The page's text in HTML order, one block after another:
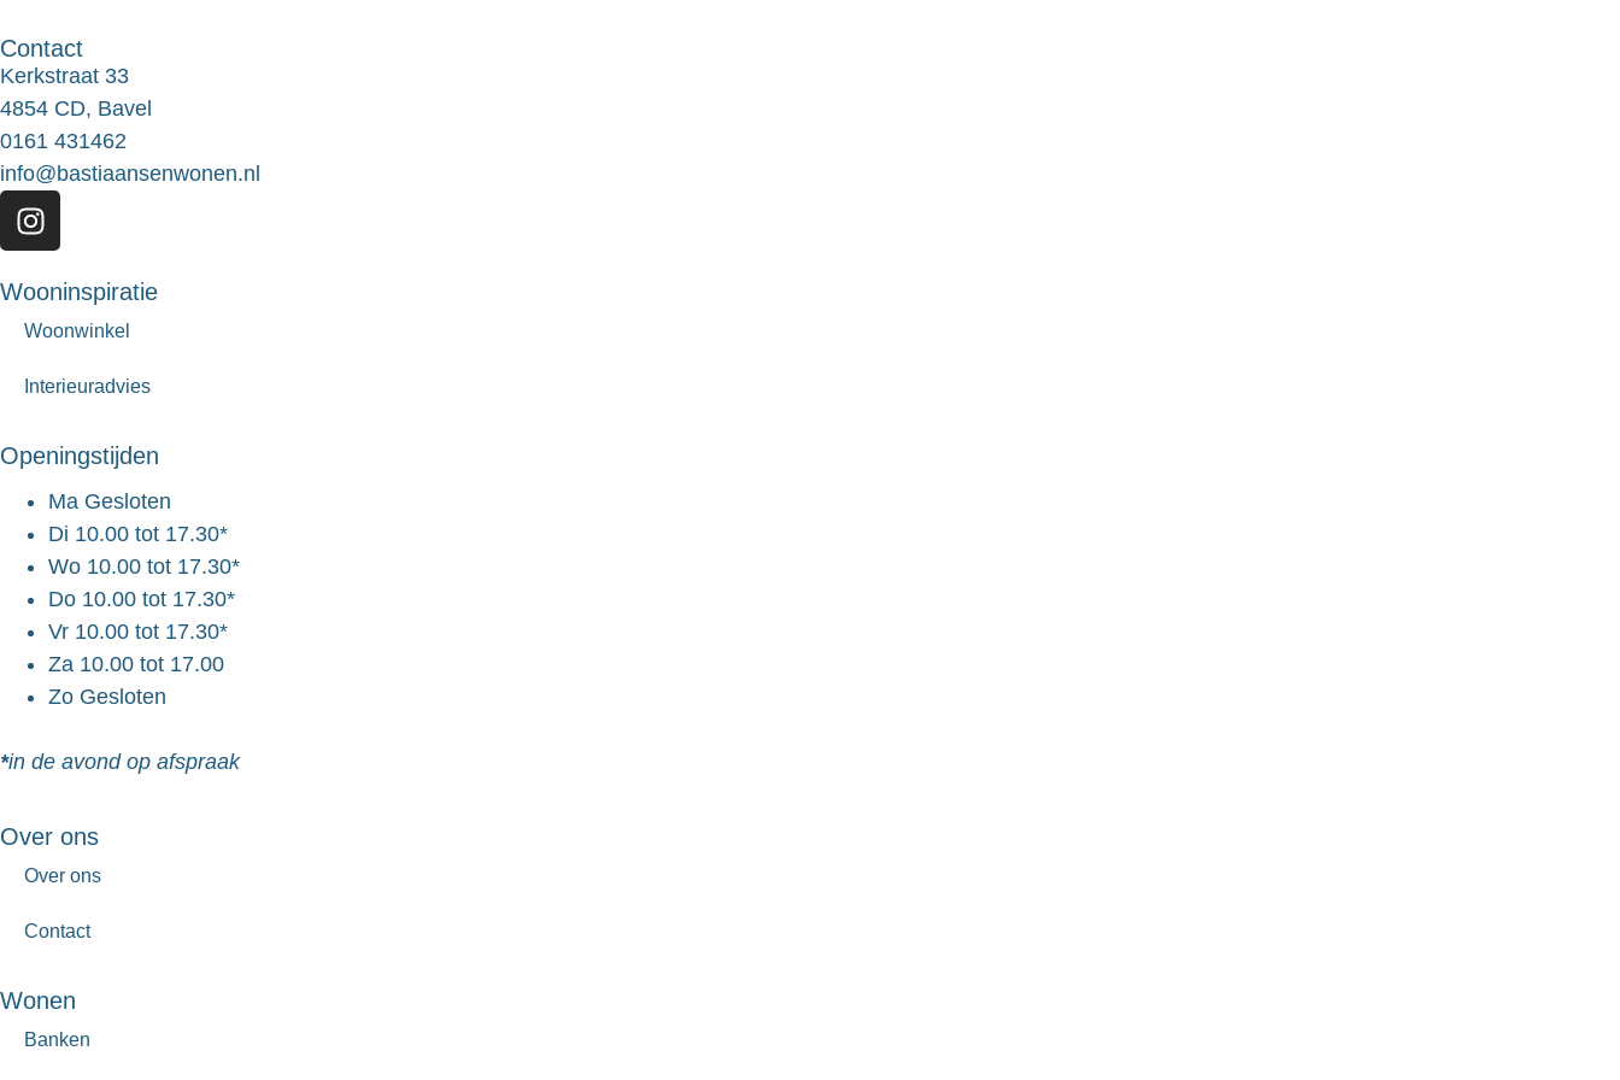
Contact
Kerkstraat 33
4854 CD, Bavel
0161 431462
info@bastiaansenwonen.nl
Wooninspiratie
Woonwinkel
Interieuradvies
Openingstijden
Ma Gesloten
Di 10.00 tot 17.30*
Wo 10.00 tot 17.30*
Do 10.00 tot 17.30*
Vr 10.00 tot 17.30*
Za 10.00 tot 17.00
Zo Gesloten
*in de avond op afspraak
Over ons
Over ons
Contact
Wonen
Banken